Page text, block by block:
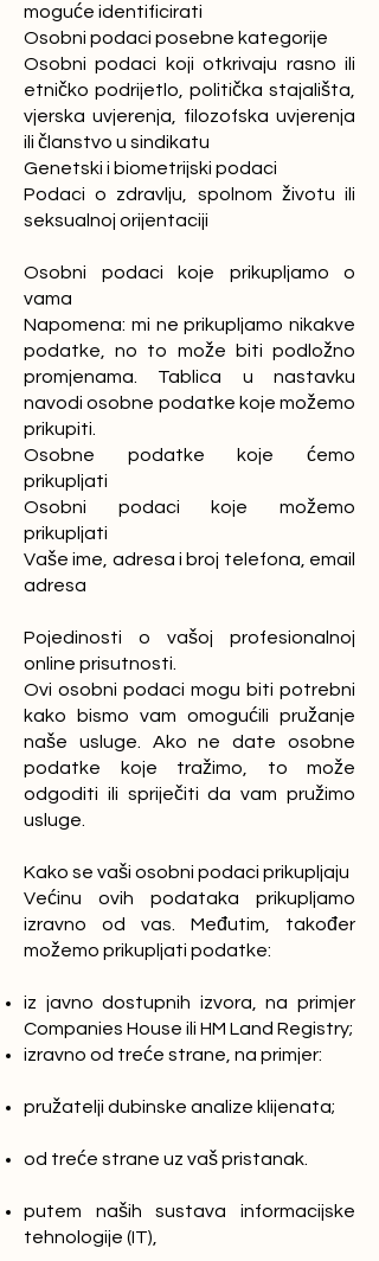
moguće identificirati
Osobni podaci posebne kategorije
Osobni podaci koji otkrivaju rasno ili
etničko podrijetlo, politička stajališta,
vjerska uvjerenja, filozofska uvjerenja
ili članstvo u sindikatu
Genetski i biometrijski podaci
Podaci o zdravlju, spolnom životu ili
seksualnoj orijentaciji
Osobni podaci koje prikupljamo o
vama
Napomena: mi ne prikupljamo nikakve
podatke, no to može biti podložno
promjenama. Tablica u nastavku
navodi osobne podatke koje možemo
prikupiti.
Osobne podatke koje ćemo
prikupljati
Osobni podaci koje možemo
prikupljati
Vaše ime, adresa i broj telefona, email
adresa
Pojedinosti o vašoj profesionalnoj
online prisutnosti.
Ovi osobni podaci mogu biti potrebni
kako bismo vam omogućili pružanje
naše usluge. Ako ne date osobne
podatke koje tražimo, to može
odgoditi ili spriječiti da vam pružimo
usluge.
Kako se vaši osobni podaci prikupljaju
Većinu ovih podataka prikupljamo
izravno od vas. Međutim, također
možemo prikupljati podatke:
iz javno dostupnih izvora, na primjer
Companies House ili HM Land Registry;
izravno od treće strane, na primjer:
pružatelji dubinske analize klijenata;
od treće strane uz vaš pristanak.
putem naših sustava informacijske
tehnologije (IT),